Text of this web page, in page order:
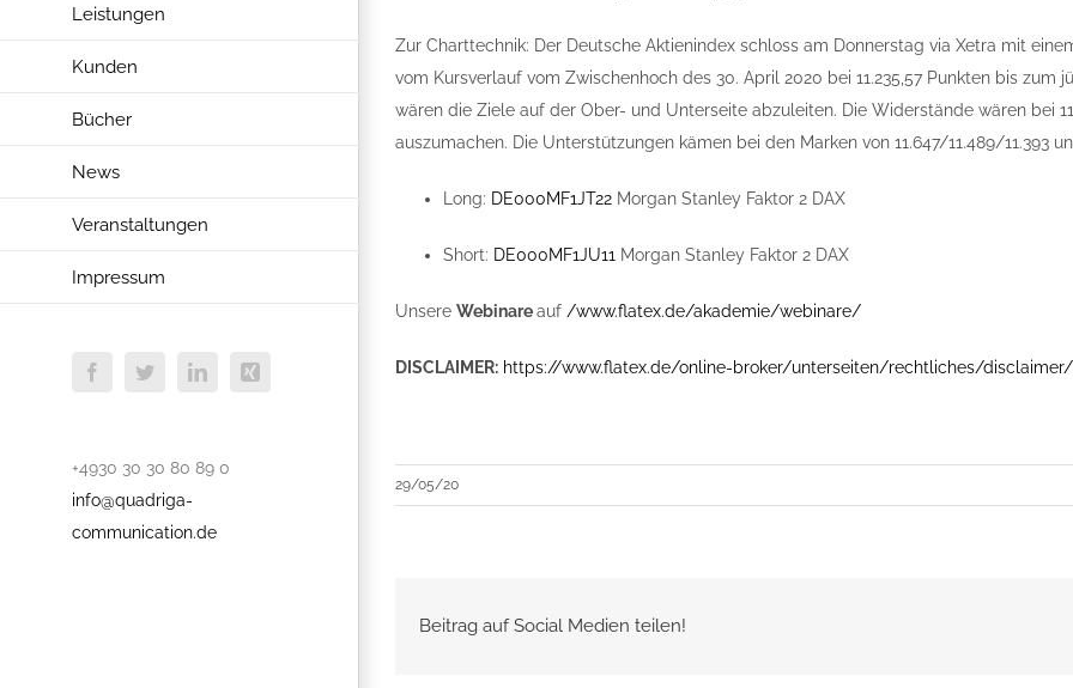
Leistungen
Kunden
Bücher
News
Veranstaltungen
Impressum
FacebookTwitterLinkedInXing
+4930 30 30 80 89 0
info@quadriga-
communication.de
Zur Charttechnik: Der Deutsche Aktienindex schloss am Donnerstag via Xetra mit
vom Kursverlauf vom Zwischenhoch des 30. April 2020 bei 11.235,57 Punkten bis zum
wären die Ziele auf der Ober- und Unterseite abzuleiten. Die Widerstände wären bei
auszumachen. Die Unterstützungen kämen bei den Marken von 11.647/11.489/11.393
Long: DE000MF1JT22 Morgan Stanley Faktor 2 DAX
Short: DE000MF1JU11 Morgan Stanley Faktor 2 DAX
Unsere Webinareauf /www.flatex.de/akademie/webinare/
DISCLAIMER: https://www.flatex.de/online-broker/unterseiten/rechtliches/disclaimer/
29/05/20
Beitrag auf Social Medien teilen!